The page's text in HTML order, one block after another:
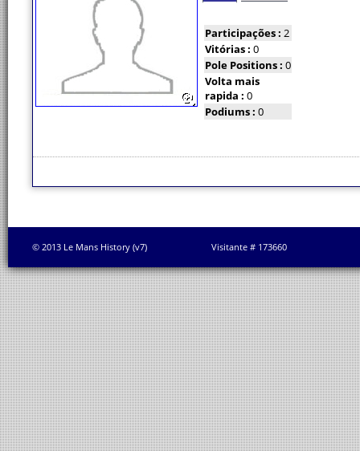
Participações : 2
Vitórias : 0
Pole Positions : 0
Volta mais
rapida : 0
Podiums : 0
© 2013 Le Mans History (v7) Visitante # 173660